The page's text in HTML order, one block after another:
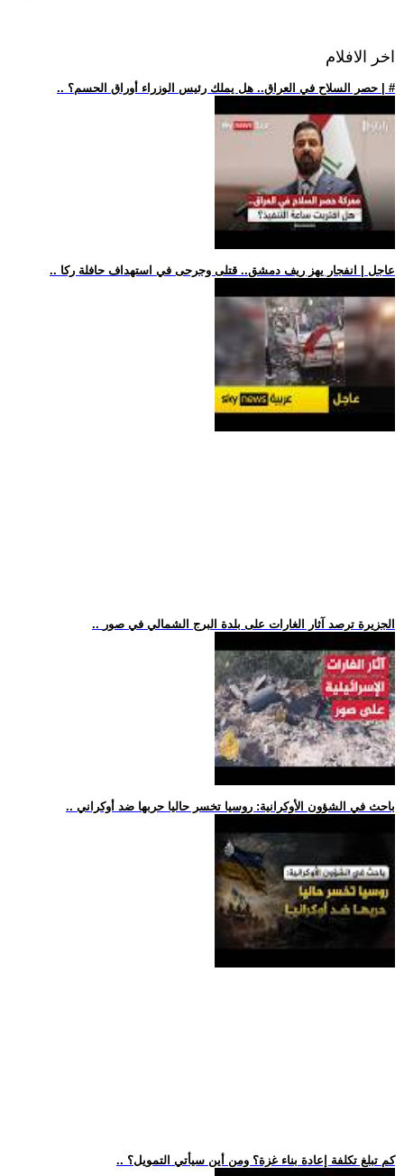
اخر الافلام
.. حصر السلاح في العراق.. هل يملك رئيس الوزراء أوراق الحسم؟ | #
.. عاجل | انفجار يهز ريف دمشق.. قتلى وجرحى في استهداف حافلة ركا
.. الجزيرة ترصد آثار الغارات على بلدة البرج الشمالي في صور
.. باحث في الشؤون الأوكرانية: روسيا تخسر حاليا حربها ضد أوكراني
.. كم تبلغ تكلفة إعادة بناء غزة؟ ومن أين سيأتي التمويل؟